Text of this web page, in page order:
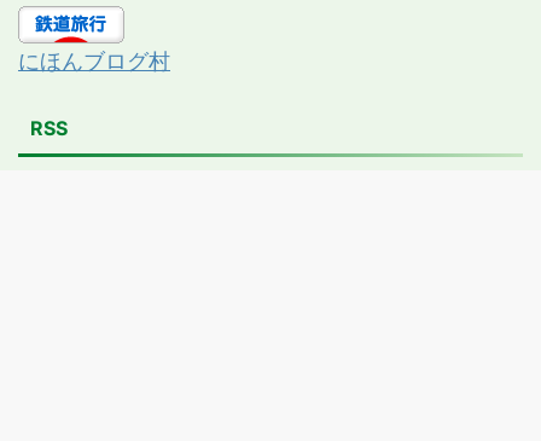
にほんブログ村
RSS